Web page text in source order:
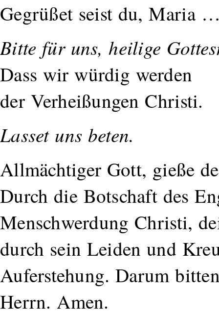
Gegrüßet seist du, Maria
Bitte für uns, heilige
Dass wir würdig werden
der Verheißungen Christi.
Lasset uns beten.
Allmächtiger Gott, gieße
Durch die Botschaft des
Menschwerdung Christi,
durch sein Leiden und
Auferstehung. Darum
Herrn. Amen.